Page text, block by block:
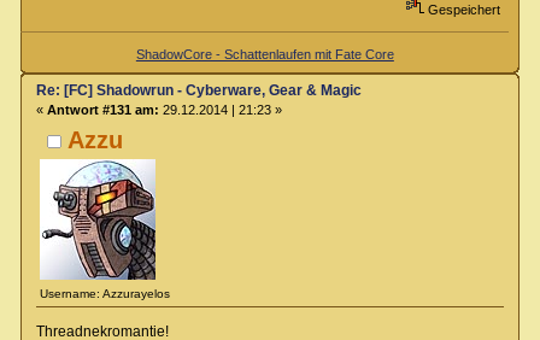
Gespeichert
ShadowCore - Schattenlaufen mit Fate Core
Azzu
Username: Azzurayelos
Re: [FC] Shadowrun - Cyberware, Gear & Magic
« Antwort #131 am: 29.12.2014 | 21:23 »
Threadnekromantie!